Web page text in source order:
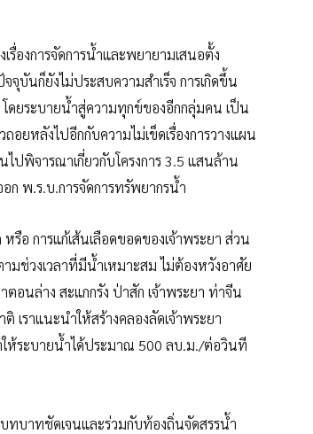
องการจัดการน้ำและพยายามเสนอตั้ง
นก็ยังไม่ประสบความสำเร็จ การเกิดขึ้น
ดยระบายน้ำสู่ความทุกข์ของอีกกลุ่มคน เป็น
อยหลังไปอีกกับความไม่เข็ดเรื่องการวางแผน
ปพิจารณาเกี่ยวกับโครงการ 3.5 แสนล้าน
ก พ.ร.บ.การจัดการทรัพยากรน้ำ
อ การแก้เส้นเลือดขอดของเจ้าพระยา ส่วน
มช่วงเวลาที่มีน้ำเหมาะสม ไม่ต้องหวังอาศัย
อนล่าง สะแกกรัง ป่าสัก เจ้าพระยา ท่าจีน
ราแนะนำให้สร้างคลองลัดเจ้าพระยา
ห้ระบายน้ำได้ประมาณ 500 ลบ.ม./ต่อวินที
ทบาทชัดเจนและร่วมกับท้องถิ่นจัดสรรน้ำ